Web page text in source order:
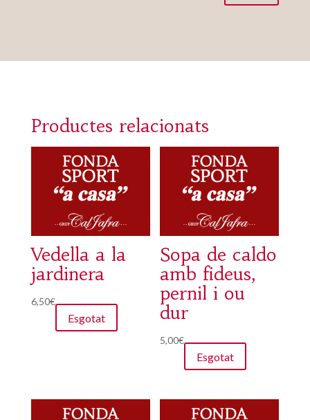
Productes relacionats
Vedella a la
jardinera
6,50€
Esgotat
Sopa de caldo
amb fideus,
pernil i ou
dur
5,00€
Esgotat